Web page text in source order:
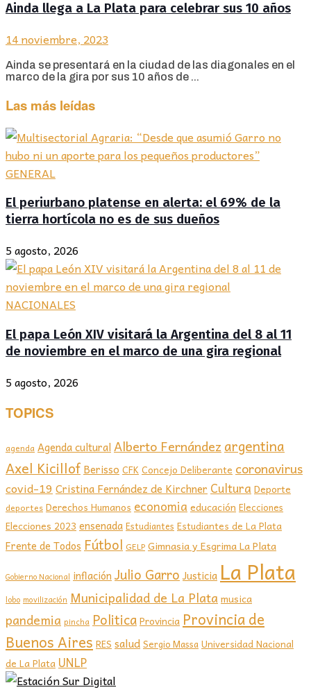
Ainda llega a La Plata para celebrar sus 10 años
14 noviembre, 2023
Ainda se presentará en la ciudad de las diagonales en el
marco de la gira por sus 10 años de ...
Las más leídas
GENERAL
El periurbano platense en alerta: el 69% de la
tierra hortícola no es de sus dueños
5 agosto, 2026
NACIONALES
El papa León XIV visitará la Argentina del 8 al 11
de noviembre en el marco de una gira regional
5 agosto, 2026
TOPICS
agenda Agenda culturalAlberto Fernández argentina
Axel Kicillof Berisso CFKConcejo Deliberante coronavirus
covid-19 Cristina Fernández de Kirchner Cultura Deporte
deportes Derechos Humanos economia educación Elecciones
Elecciones 2023 ensenada Estudiantes Estudiantes de La Plata
Frente de Todos Fútbol GELP Gimnasia y Esgrima La Plata
Gobierno Nacional inflación Julio Garro Justicia La Plata
lobo movilización Municipalidad de La Plata musica
pandemia pincha PoliticaProvincia Provincia de
Buenos Aires RES saludSergio MassaUniversidad Nacional
de La Plata UNLP